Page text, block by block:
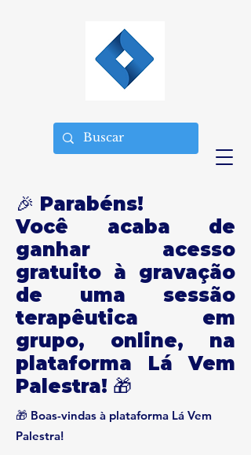
🎉 Parabéns!
Você acaba de
ganhar acesso
gratuito à gravação
de uma sessão
terapêutica em
grupo, online, na
plataforma Lá Vem
Palestra! 🎁
🎁 Boas-vindas à plataforma Lá Vem
Palestra!